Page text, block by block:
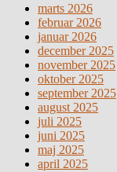
marts 2026
februar 2026
januar 2026
december 2025
november 2025
oktober 2025
september 2025
august 2025
juli 2025
juni 2025
maj 2025
april 2025